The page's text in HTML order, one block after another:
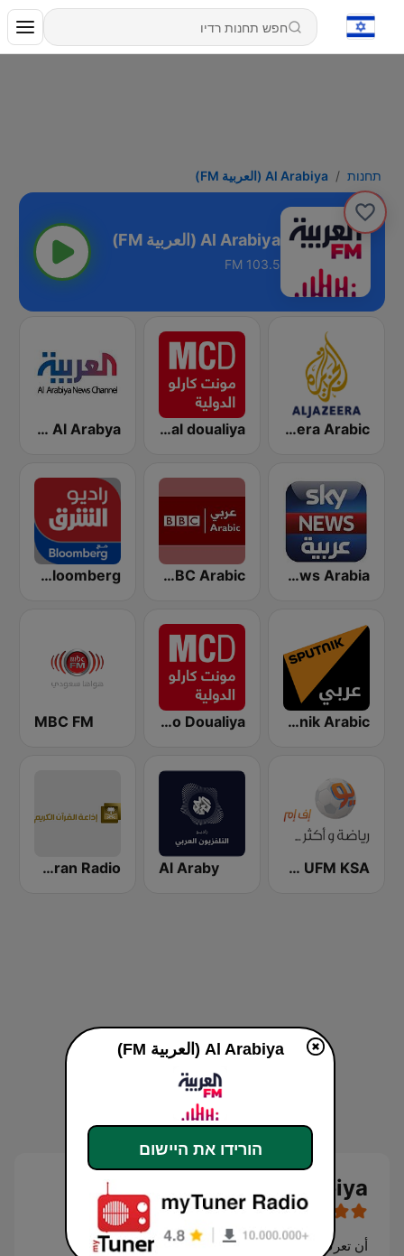
תחנות Al Arabiya (العربية FM)
Al Arabiya (العربية FM)
103.5 FM
Al Jazeera Arabic (قناة الجزيرة) Montecarlo al doualiya (مونت كارلو الدولية) Al Arabya (العربية FM)
Sky News Arabia (سكاي نيوز عربية) BBC Arabic (إذاعة بي بي سي العربية) Asharq Radio with Bloomberg
Sputnik Arabic (عربي) Monte Carlo Doualiya
MBC FM
UFM KSA (يو إف إم) Al Araby Quran Radio اذاعة القرآن الكريم - الرياض
Al Arabiya (العربية FM)
أن تعرف أكثر
Al Arabiya (العربية FM)
הורידו את היישום